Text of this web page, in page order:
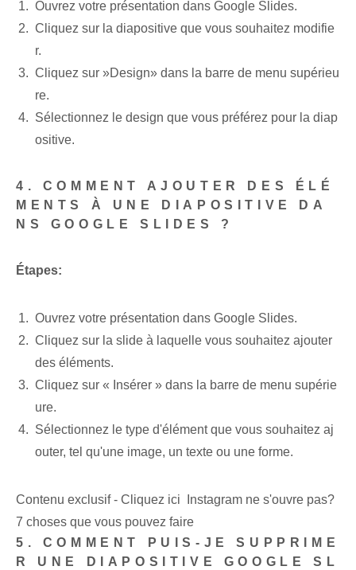
Ouvrez votre présentation dans Google Slides.
Cliquez sur la diapositive que vous souhaitez modifie
r.
Cliquez sur ‍»Design» dans la ⁤barre de menu supérieu
re.
Sélectionnez le design que vous préférez pour la diap
ositive.
4. COMMENT AJOUTER DES ÉLÉ
MENTS À UNE DIAPOSITIVE DA
NS GOOGLE SLIDES ?
Étapes:
Ouvrez ⁢votre présentation⁢ dans Google Slides.
Cliquez sur la⁢ slide à laquelle vous ⁣souhaitez ajouter⁢
des éléments.
Cliquez sur « Insérer » dans la barre de menu supérie
ure.
Sélectionnez le type d'élément que vous souhaitez aj
outer, tel qu'une image, un texte ou une forme.
Contenu exclusif - Cliquez ici Instagram ne s'ouvre pas?
7 choses que vous pouvez faire
5. COMMENT PUIS-JE ‌SUPPRIME
R UNE DIAPOSITIVE‍ GOOGLE SL